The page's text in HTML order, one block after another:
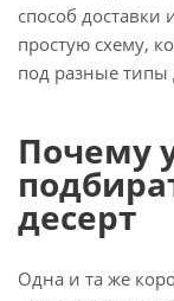
способ
простую схему,
под разные типы
Почему
десерт
Одна и та же